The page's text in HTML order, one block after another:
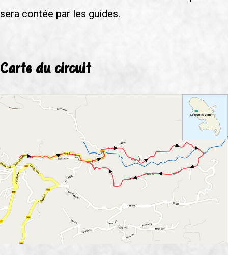
sera contée par les guides.
Carte du circuit